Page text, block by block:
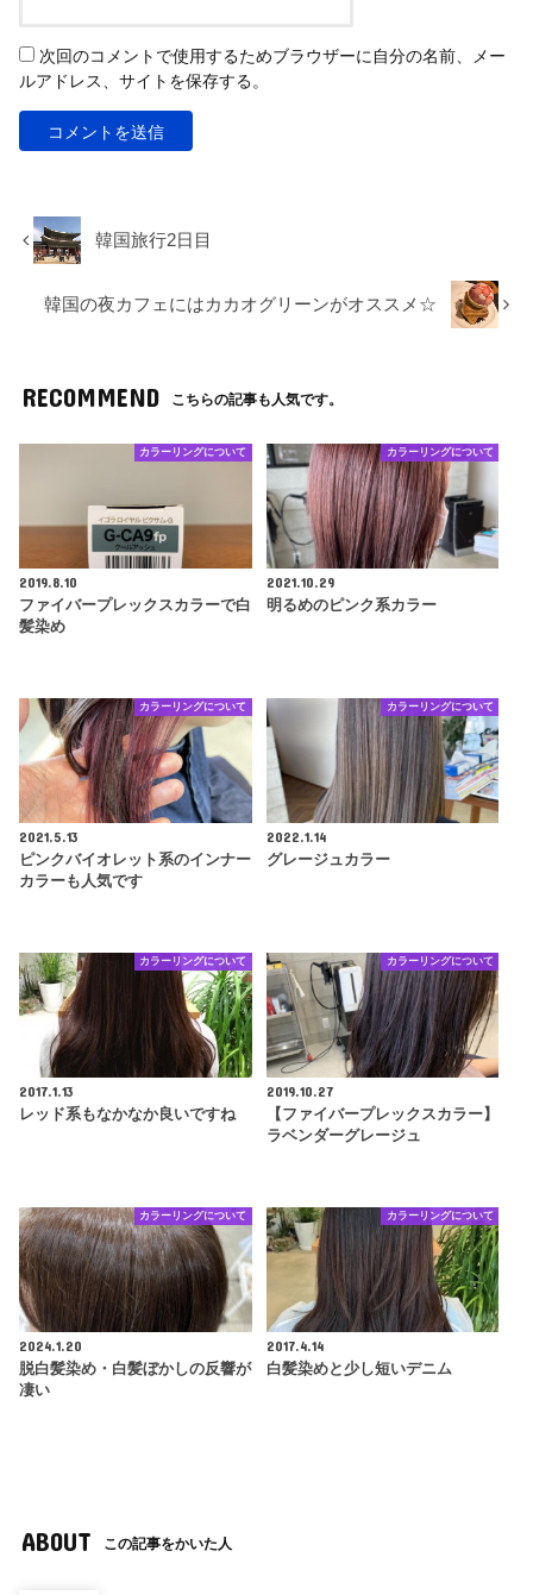
次回のコメントで使用するためブラウザーに自分の名前、メー
ルアドレス、サイトを保存する。
韓国旅行2日目
韓国の夜カフェにはカカオグリーンがオススメ☆
RECOMMEND こちらの記事も人気です。
カラーリングについて
2019.8.10
ファイバープレックスカラーで白
髪染め
カラーリングについて
2021.10.29
明るめのピンク系カラー
カラーリングについて
2021.5.13
ピンクバイオレット系のインナー
カラーも人気です
カラーリングについて
2022.1.14
グレージュカラー
カラーリングについて
2017.1.13
レッド系もなかなか良いですね
カラーリングについて
2019.10.27
【ファイバープレックスカラー】
ラベンダーグレージュ
カラーリングについて
2024.1.20
脱白髪染め・白髪ぼかしの反響が
凄い
カラーリングについて
2017.4.14
白髪染めと少し短いデニム
ABOUT この記事をかいた人